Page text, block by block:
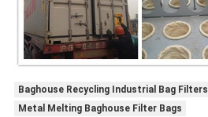
Baghouse Recycling Industrial Bag Filters
Metal Melting Baghouse Filter Bags